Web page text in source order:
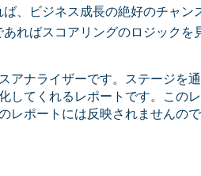
、ビジネス成長の絶好のチャン
ればスコアリングのロジック
アナライザーです。ステージを
してくれるレポートです。この
レポートには反映されませんの